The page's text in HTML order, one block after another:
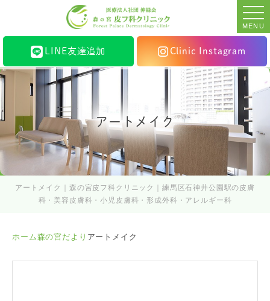
MENU
LINE友達追加 Clinic Instagram
アートメイク
アートメイク｜森の宮皮フ科クリニック｜練馬区石神井公園駅の皮膚
科・美容皮膚科・小児皮膚科・形成外科・アレルギー科
ホーム森の宮だより アートメイク